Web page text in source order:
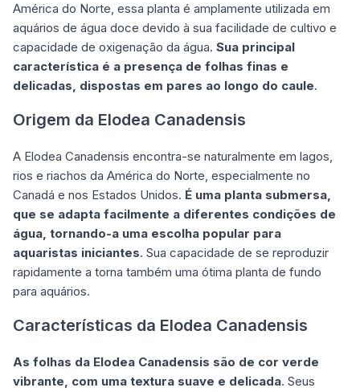
América do Norte, essa planta é amplamente utilizada em
aquários de água doce devido à sua facilidade de cultivo e
capacidade de oxigenação da água. Sua principal
característica é a presença de folhas finas e
delicadas, dispostas em pares ao longo do caule.
Origem da Elodea Canadensis
A Elodea Canadensis encontra-se naturalmente em lagos,
rios e riachos da América do Norte, especialmente no
Canadá e nos Estados Unidos. É uma planta submersa,
que se adapta facilmente a diferentes condições de
água, tornando-a uma escolha popular para
aquaristas iniciantes. Sua capacidade de se reproduzir
rapidamente a torna também uma ótima planta de fundo
para aquários.
Características da Elodea Canadensis
As folhas da Elodea Canadensis são de cor verde
vibrante, com uma textura suave e delicada. Seus